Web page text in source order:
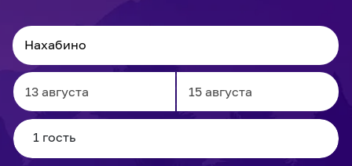
Navigate
forward
to
Navigate
to